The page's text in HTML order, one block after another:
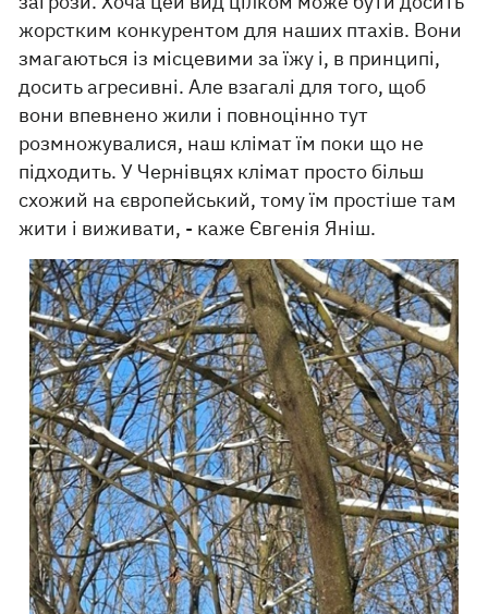
жорстким конкурентом для наших птахів. Вони
змагаються із місцевими за їжу і, в принципі,
досить агресивні. Але взагалі для того, щоб
вони впевнено жили і повноцінно тут
розмножувалися, наш клімат їм поки що не
підходить. У Чернівцях клімат просто більш
схожий на європейський, тому їм простіше там
жити і виживати, - каже Євгенія Яніш.